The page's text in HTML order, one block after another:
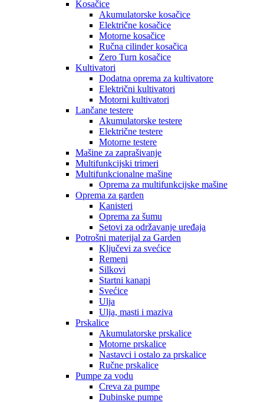
Kosačice
Akumulatorske kosačice
Električne kosačice
Motorne kosačice
Ručna cilinder kosačica
Zero Turn kosačice
Kultivatori
Dodatna oprema za kultivatore
Električni kultivatori
Motorni kultivatori
Lančane testere
Akumulatorske testere
Električne testere
Motorne testere
Mašine za zaprašivanje
Multifunkcijski trimeri
Multifunkcionalne mašine
Oprema za multifunkcijske mašine
Oprema za garden
Kanisteri
Oprema za šumu
Setovi za održavanje uređaja
Potrošni materijal za Garden
Ključevi za svećice
Remeni
Silkovi
Startni kanapi
Svećice
Ulja
Ulja, masti i maziva
Prskalice
Akumulatorske prskalice
Motorne prskalice
Nastavci i ostalo za prskalice
Ručne prskalice
Pumpe za vodu
Creva za pumpe
Dubinske pumpe